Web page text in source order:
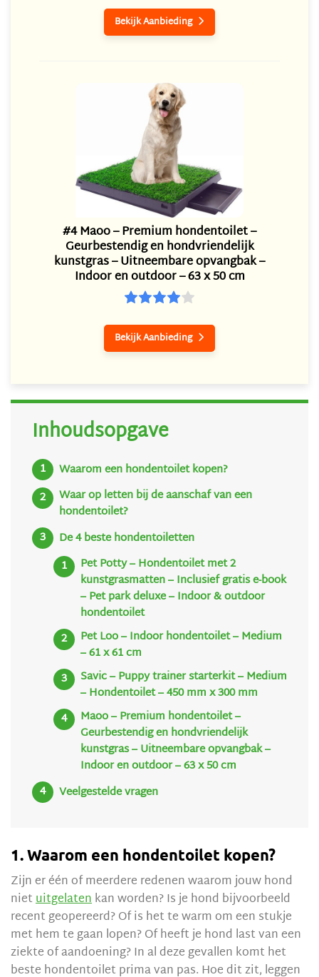
Bekijk Aanbieding 
#4 Maoo – Premium hondentoilet –
Geurbestendig en hondvriendelijk
kunstgras – Uitneembare opvangbak –
Indoor en outdoor – 63 x 50 cm
Bekijk Aanbieding 
Inhoudsopgave
Waarom een hondentoilet kopen?
Waar op letten bij de aanschaf van een
hondentoilet?
De 4 beste hondentoiletten
Pet Potty – Hondentoilet met 2
kunstgrasmatten – Inclusief gratis e-book
– Pet park deluxe – Indoor & outdoor
hondentoilet
Pet Loo – Indoor hondentoilet – Medium
– 61 x 61 cm
Savic – Puppy trainer starterkit – Medium
– Hondentoilet – 450 mm x 300 mm
Maoo – Premium hondentoilet –
Geurbestendig en hondvriendelijk
kunstgras – Uitneembare opvangbak –
Indoor en outdoor – 63 x 50 cm
Veelgestelde vragen
1. Waarom een hondentoilet kopen?
Zijn er één of meerdere redenen waarom jouw hond
nietuitgelatenkan worden? Is je hond bijvoorbeeld
recent geopereerd? Of is het te warm om een stukje
met hem te gaan lopen? Of heeft je hond last van een
ziekte of aandoening? In al deze gevallen komt het
beste hondentoilet prima van pas. Hoe dit zit, leggen